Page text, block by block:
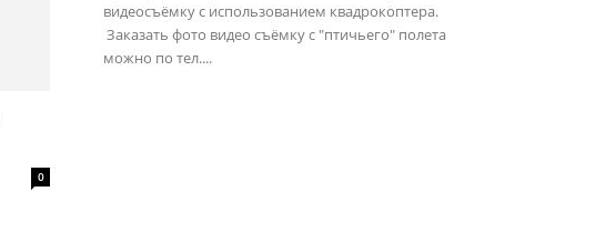
0
видеосъёмку с использованием квадрокоптера.
Заказать фото видео съёмку с "птичьего" полета
можно по тел....